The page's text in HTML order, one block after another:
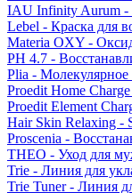
IAU Infinity Aurum
Lebel - Краска для
Materia OXY -
PH 4.7 -
Plia -
Proedit Home
Proedit Element
Hair Skin Relaxing -
Proscenia -
THEO - Уход для
Trie - Линия для
Trie Tuner - Линия